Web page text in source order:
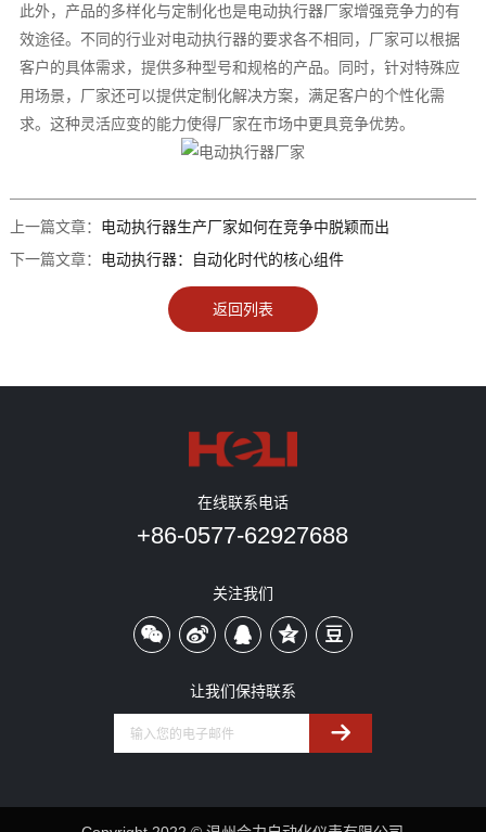
此外，产品的多样化与定制化也是电动执行器厂家增强竞争力的有
效途径。不同的行业对电动执行器的要求各不相同，厂家可以根据
客户的具体需求，提供多种型号和规格的产品。同时，针对特殊应
用场景，厂家还可以提供定制化解决方案，满足客户的个性化需
求。这种灵活应变的能力使得厂家在市场中更具竞争优势。
上一篇文章： 电动执行器生产厂家如何在竞争中脱颖而出
下一篇文章： 电动执行器：自动化时代的核心组件
返回列表
在线联系电话
+86-0577-62927688
关注我们
让我们保持联系